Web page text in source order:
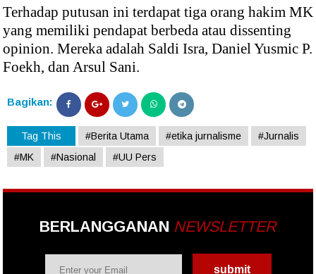
Terhadap putusan ini terdapat tiga orang hakim MK
yang memiliki pendapat berbeda atau dissenting
opinion. Mereka adalah Saldi Isra, Daniel Yusmic P.
Foekh, dan Arsul Sani.
Bagikan:
Tag This #Berita Utama #etika jurnalisme
#Jurnalis
#MK
#Nasional #UU Pers
BERLANGGANAN NEWSLETTER